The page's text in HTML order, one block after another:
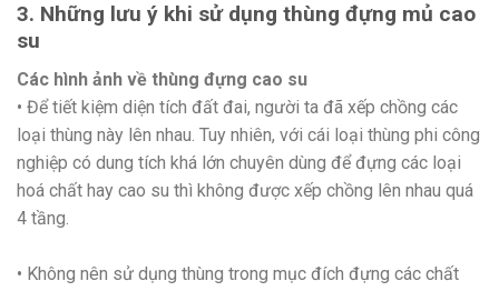
3. Những lưu ý khi sử dụng thùng đựng mủ cao
su
Các hình ảnh về thùng đựng cao su
• Để tiết kiệm diện tích đất đai, người ta đã xếp chồng các
loại thùng này lên nhau. Tuy nhiên, với cái loại thùng phi công
nghiệp có dung tích khá lớn chuyên dùng để đựng các loại
hoá chất hay cao su thì không được xếp chồng lên nhau quá
4 tầng.
• Không nên sử dụng thùng trong mục đích đựng các chất